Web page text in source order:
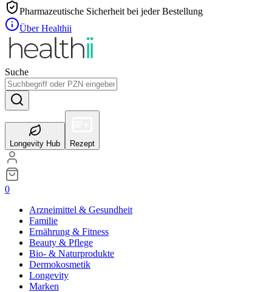
Pharmazeutische Sicherheit bei jeder Bestellung
Über Healthii
Suche
Longevity Hub Rezept
0
Arzneimittel & Gesundheit
Familie
Ernährung & Fitness
Beauty & Pflege
Bio- & Naturprodukte
Dermokosmetik
Longevity
Marken